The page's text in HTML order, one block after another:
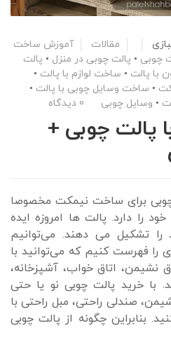
مقالات
آموزش ساخت
چوبی • پالت چوبی در منزل • پالت
با پالت • ساخت لوازم با پالت •
• ساخت وسایل چوبی با پالت •
• وسایل چوبی 0 دیدگاه
پالت چوبی +
چوبی برای ساخت نیمکت مخصوصا
را دارد. پالت ها امروزه ایده
تشکیل می دهند. می‌توانیم
را فهرست کنیم که می‌توانید با
نشیمن، اتاق خواب، آشپزخانه،
با خرید پالت چوبی نو یا حتی
صندلی راحتی، مبل راحتی با
بنابراین چگونه از پالت چوبی